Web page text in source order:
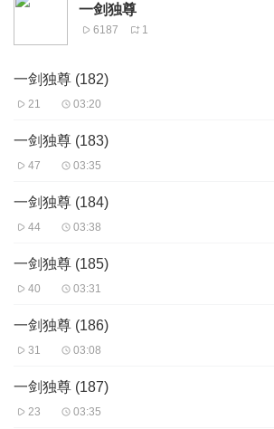
一剑独尊
6187 1
一剑独尊 (182)
21 03:20
一剑独尊 (183)
47 03:35
一剑独尊 (184)
44 03:38
一剑独尊 (185)
40 03:31
一剑独尊 (186)
31 03:08
一剑独尊 (187)
23 03:35